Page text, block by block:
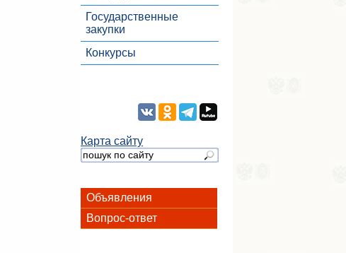
Государственные
закупки
Конкурсы
Карта сайту
Объявления
Вопрос-ответ